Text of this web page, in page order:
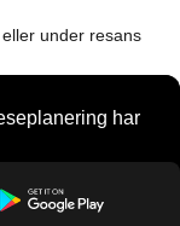
under resans
har